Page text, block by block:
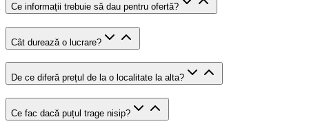
Ce informații trebuie să dau pentru ofertă?
Cât durează o lucrare?
De ce diferă prețul de la o localitate la alta?
Ce fac dacă puțul trage nisip?